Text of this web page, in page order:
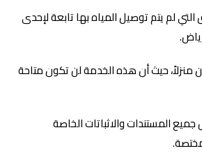
لم يتم توصيل المياه بها تابعة لإحدى
منزلاً، حيث أن هذه الخدمة لن تكون متاحة
المستندات والاثباتات الخاصة